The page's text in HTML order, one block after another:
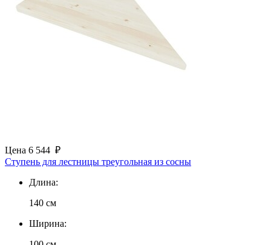
Цена 6 544 ₽
Ступень для лестницы треугольная из сосны
Длина:
140 см
Ширина: